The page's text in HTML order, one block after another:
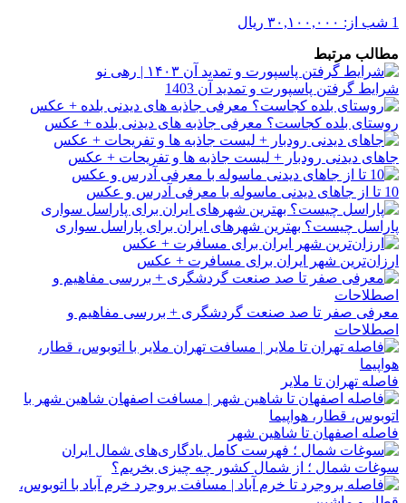
1 شب از: ۳۰,۱۰۰,۰۰۰ ریال
مطالب مرتبط
شرایط گرفتن پاسپورت و تمدید آن 1403
روستای بلده کجاست؟ معرفی جاذبه های دیدنی بلده + عکس
جاهای دیدنی رودبار + لیست جاذبه ها و تفریحات + عکس
10 تا از جاهای دیدنی ماسوله با معرفی آدرس و عکس
پاراسل چیست؟ بهترین شهرهای ایران برای پاراسل ‌سواری
ارزان‌‎ترین شهر ایران برای مسافرت + عکس
معرفی صفر تا صد صنعت گردشگری + بررسی مفاهیم و
اصطلاحات
فاصله تهران تا ملایر
فاصله اصفهان تا شاهین شهر
سوغات شمال ؛ از شمال کشور چه چیزی بخریم؟